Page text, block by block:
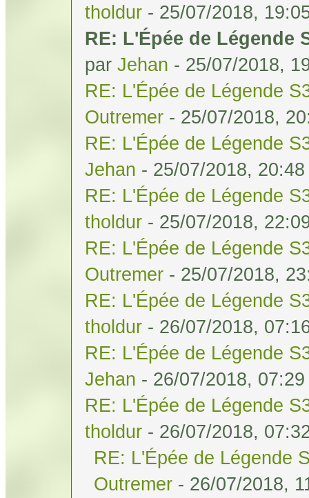
tholdur - 25/07/2018,
RE: L'Épée de Légende
par Jehan - 25/07/2018,
RE: L'Épée de Légende
Outremer - 25/07/2018,
RE: L'Épée de Légende
Jehan - 25/07/2018, 20:48
RE: L'Épée de Légende
tholdur - 25/07/2018,
RE: L'Épée de Légende
Outremer - 25/07/2018,
RE: L'Épée de Légende
tholdur - 26/07/2018,
RE: L'Épée de Légende
Jehan - 26/07/2018, 07:29
RE: L'Épée de Légende
tholdur - 26/07/2018,
RE: L'Épée de Légende
Outremer - 26/07/2018,